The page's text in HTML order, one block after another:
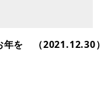
年を （2021.12.30